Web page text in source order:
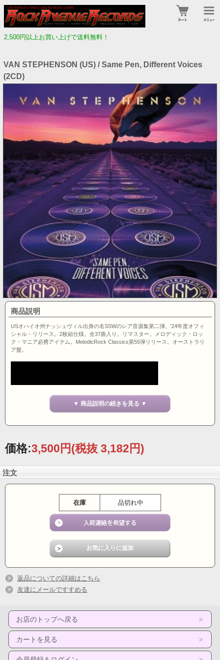
2,500円以上お買い上げで送料無料！
VAN STEPHENSON (US) / Same Pen, Different Voices
(2CD)
商品説明
USオハイオ州ナッシュヴィル出身の名SSWのレア音源集第二弾。'24年度オフィ
シャル・リリース。2枚組仕様。全37曲入り。リマスター。メロディック・ロッ
ク・マニア必携アイテム。MelodicRock Classics第55弾リリース。オーストラリ
ア盤。
▼ 商品説明の続きを見る ▼
価格:3,500円(税抜 3,182円)
注文
在庫 品切れ中
返品についての詳細はこちら
友達にメールですすめる
お店のトップへ戻る
カートを見る